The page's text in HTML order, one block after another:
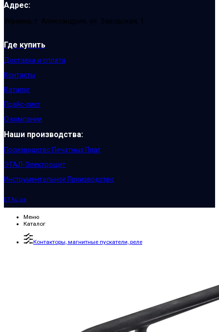
Адрес:
Украина, г. Александрия, ул. Заводская, 1
Где купить
Доставка и оплата
Контакты
Каталог
Прайс-лист
О компании
Наши производства:
Производство Печатных Плат
ЭТАЛ-Электрощит
Инструментальное Производство
ETAL.ua
Меню
Каталог
Контакторы, магнитные пускатели, реле